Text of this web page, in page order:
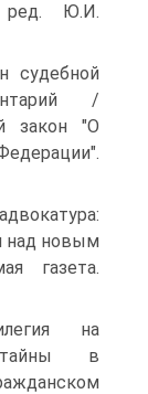
ред. Ю.И.
судебной
/
закон "О
над новым
газета.
на
тайны в